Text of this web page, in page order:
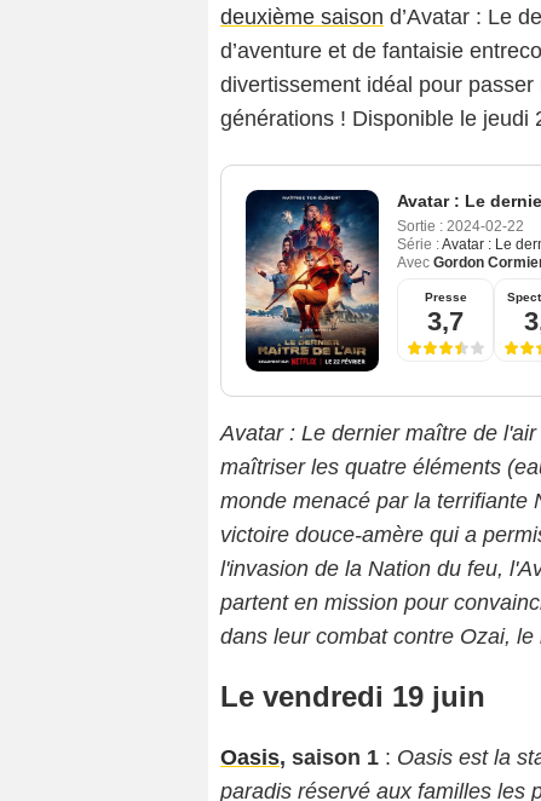
deuxième saison d’Avatar : Le
d’aventure et de fantaisie
divertissement idéal pour
générations ! Disponible le jeudi
Avatar : Le
Sortie : 2024-02-22
Série :Avatar : Le
Avec Gordon
Presse
3,7
Avatar : Le dernier maître de
maîtriser les quatre éléments
monde menacé par la terrifiante
victoire douce-amère qui a
l'invasion de la Nation du feu,
partent en mission pour
dans leur combat contre Ozai,
Le vendredi 19 juin
Oasis, saison 1 : Oasis est la
paradis réservé aux familles les